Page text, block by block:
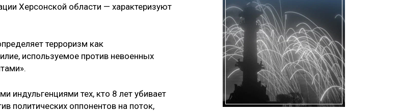
Херсонской области — характеризуют
терроризм как
используемое против невоенных
тех, кто 8 лет убивает
политических оппонентов на поток,